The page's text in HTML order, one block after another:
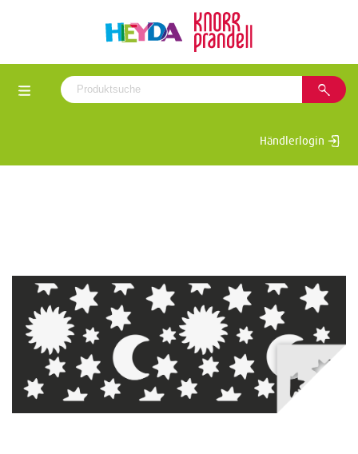
Händlerlogin